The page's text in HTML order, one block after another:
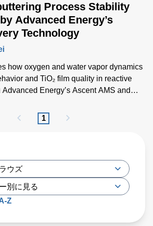
Process Stability
Advanced Energy’s
Technology
how oxygen and water vapor dynamics
and TiO₂ film quality in reactive
Energy’s Ascent AMS and
regulation stabilizes deposition
reactive conditions. The study
rate and optical properties, offering
more uniform, high‑performance oxide
1
Z